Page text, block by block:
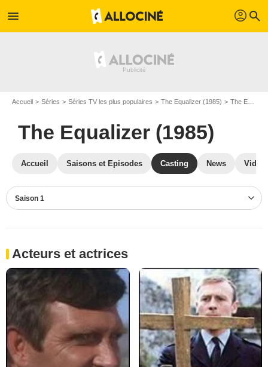
menu profil search
Accueil Séries Séries TV les plus populaires The Equalizer (1985) The Equalizer (1985) S01
The Equalizer (1985)
Accueil Saisons et Episodes Casting News
Saison 1
Acteurs et actrices